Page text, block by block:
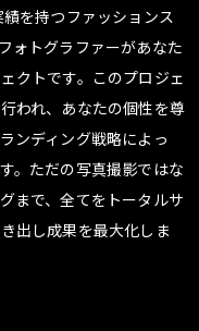
を持つファッションス
ォトグラファーがあなた
クトです。このプロジェ
われ、あなたの個性を尊
ンディング戦略によっ
。ただの写真撮影ではな
まで、全てをトータルサ
出し成果を最大化しま